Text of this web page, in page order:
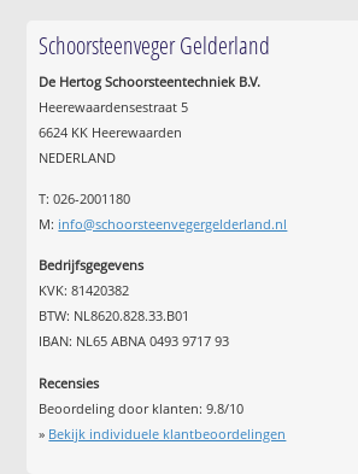
Schoorsteenveger Gelderland
De Hertog Schoorsteentechniek B.V.
Heerewaardensestraat 5
6624 KK Heerewaarden
NEDERLAND
T: 026-2001180
M: info@schoorsteenvegergelderland.nl
Bedrijfsgegevens
KVK: 81420382
BTW: NL8620.828.33.B01
IBAN: NL65 ABNA 0493 9717 93
Recensies
Beoordeling door klanten:9.8/10
» Bekijk individuele klantbeoordelingen